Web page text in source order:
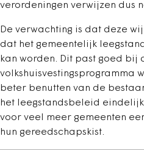
verordeningen verwijzen dus
De verwachting is dat deze
dat het gemeentelijk
kan worden. Dit past goed bij
volkshuisvestingsprogramma
beter benutten van de
het leegstandsbeleid
voor veel meer gemeenten
hun gereedschapskist.